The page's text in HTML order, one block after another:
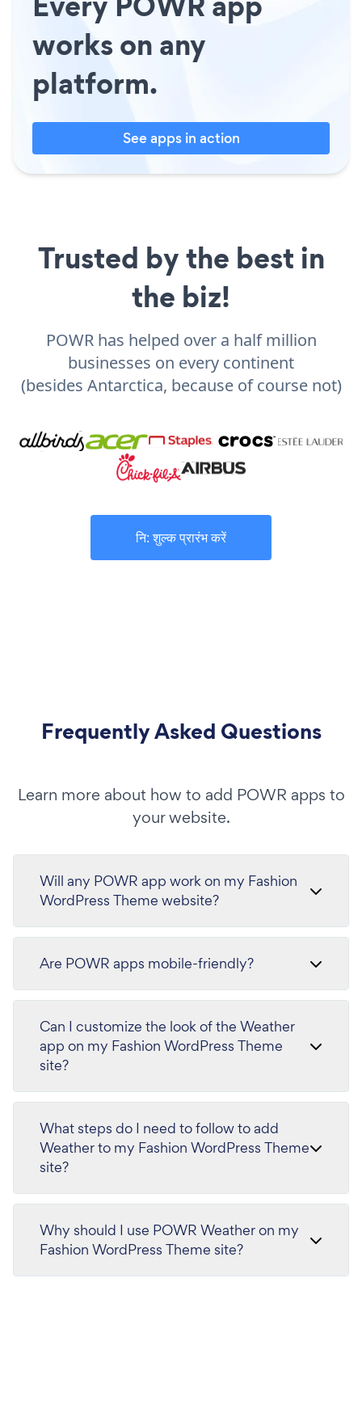
works on any
platform.
See apps in action
Trusted by the best in
the biz!
POWR has helped over a half million
businesses on every continent
(besides Antarctica, because of course not)
नि: शुल्क प्रारंभ करें
Frequently Asked Questions
Learn more about how to add POWR apps to
your website.
Will any POWR app work on my Fashion
WordPress Theme website?
Are POWR apps mobile-friendly?
Can I customize the look of the Weather
app on my Fashion WordPress Theme
site?
What steps do I need to follow to add
Weather to my Fashion WordPress Theme
site?
Why should I use POWR Weather on my
Fashion WordPress Theme site?